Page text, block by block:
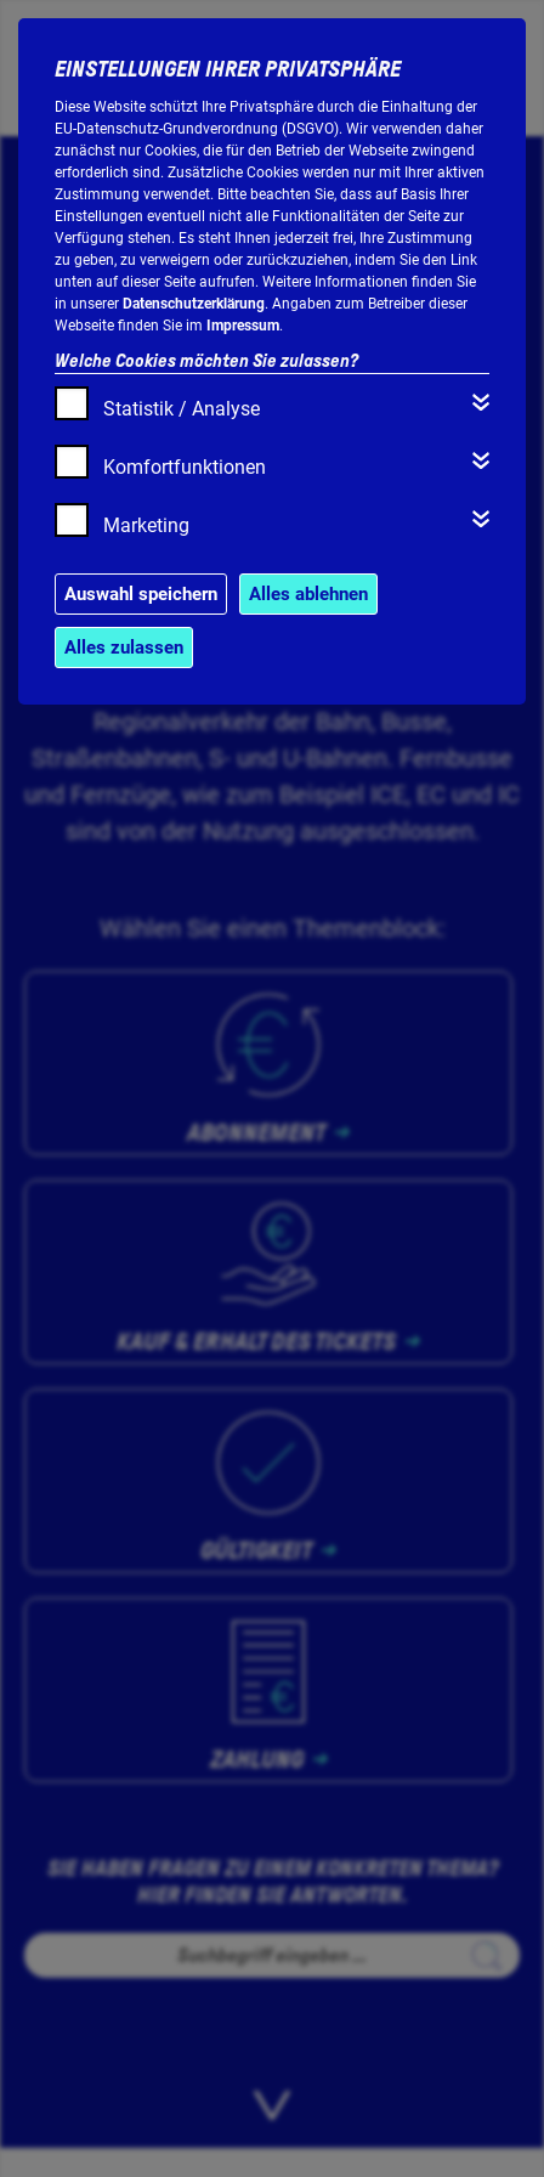
DE / EN
DEUTSCHLAND-TICKET
FREQUENTLY ASKED
QUESTIONS
Das Deutschland-Ticket kann seit dem
01.05.2023 bundesweit im Nahverkehr
genutzt werden. Das Ticket kostet 63 € und
ist in einem monatlich kündbaren
Abonnement erhältlich. Genutzt werden kann
es in allen öffentlichen Nahverkehrsmitteln in
Regionalverkehr der Bahn, Busse,
Straßenbahnen, S- und U-Bahnen. Fernbusse
und Fernzüge, wie zum Beispiel ICE, EC und IC
sind von der Nutzung ausgeschlossen.
Wählen Sie einen Themenblock:
ABONNEMENT
KAUF & ERHALT DES TICKETS
GÜLTIGKEIT
ZAHLUNG
SIE HABEN FRAGEN ZU EINEM KONKRETEN THEMA?
HIER FINDEN SIE ANTWORTEN.
EINSTELLUNGEN IHRER PRIVATSPHÄRE
Diese Website schützt Ihre Privatsphäre durch die Einhaltung der
EU-Datenschutz-Grundverordnung (DSGVO). Wir verwenden daher
zunächst nur Cookies, die für den Betrieb der Webseite zwingend
erforderlich sind. Zusätzliche Cookies werden nur mit Ihrer aktiven
Zustimmung verwendet. Bitte beachten Sie, dass auf Basis Ihrer
Einstellungen eventuell nicht alle Funktionalitäten der Seite zur
Verfügung stehen. Es steht Ihnen jederzeit frei, Ihre Zustimmung
zu geben, zu verweigern oder zurückzuziehen, indem Sie den Link
unten auf dieser Seite aufrufen. Weitere Informationen finden Sie
in unserer Datenschutzerklärung. Angaben zum Betreiber dieser
Webseite finden Sie im Impressum.
Welche Cookies möchten Sie zulassen?
Statistik / Analyse
Komfortfunktionen
Marketing
Auswahl speichern Alles ablehnen
Alles zulassen